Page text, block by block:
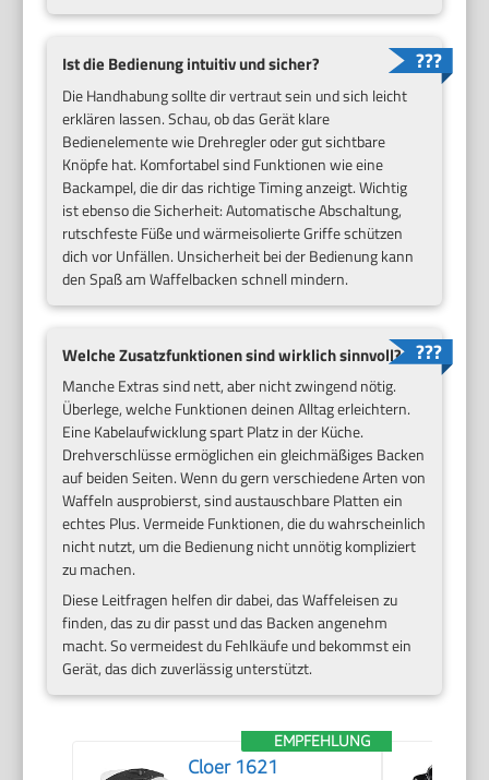
Ist die Bedienung intuitiv und sicher?
Die Handhabung sollte dir vertraut sein und sich leicht
erklären lassen. Schau, ob das Gerät klare
Bedienelemente wie Drehregler oder gut sichtbare
Knöpfe hat. Komfortabel sind Funktionen wie eine
Backampel, die dir das richtige Timing anzeigt. Wichtig
ist ebenso die Sicherheit: Automatische Abschaltung,
rutschfeste Füße und wärmeisolierte Griffe schützen
dich vor Unfällen. Unsicherheit bei der Bedienung kann
den Spaß am Waffelbacken schnell mindern.
Welche Zusatzfunktionen sind wirklich sinnvoll?
Manche Extras sind nett, aber nicht zwingend nötig.
Überlege, welche Funktionen deinen Alltag erleichtern.
Eine Kabelaufwicklung spart Platz in der Küche.
Drehverschlüsse ermöglichen ein gleichmäßiges Backen
auf beiden Seiten. Wenn du gern verschiedene Arten von
Waffeln ausprobierst, sind austauschbare Platten ein
echtes Plus. Vermeide Funktionen, die du wahrscheinlich
nicht nutzt, um die Bedienung nicht unnötig kompliziert
zu machen.
Diese Leitfragen helfen dir dabei, das Waffeleisen zu
finden, das zu dir passt und das Backen angenehm
macht. So vermeidest du Fehlkäufe und bekommst ein
Gerät, das dich zuverlässig unterstützt.
EMPFEHLUNG
Cloer 1621